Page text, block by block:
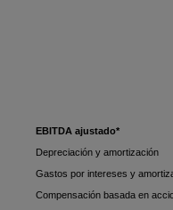
EBITDA ajustado*
Depreciación y amortización
Gastos por intereses y
Compensación basada en